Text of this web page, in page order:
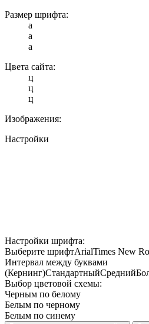
Размер шрифта:
a
a
a
Цвета сайта:
ц
ц
ц
Изображения:
Настройки
Настройки шрифта:
Выберите шрифтArialTimes New
Интервал между буквами
(Кернинг)СтандартныйСредний
Выбор цветовой схемы:
Черным по белому
Белым по черному
Белым по синему